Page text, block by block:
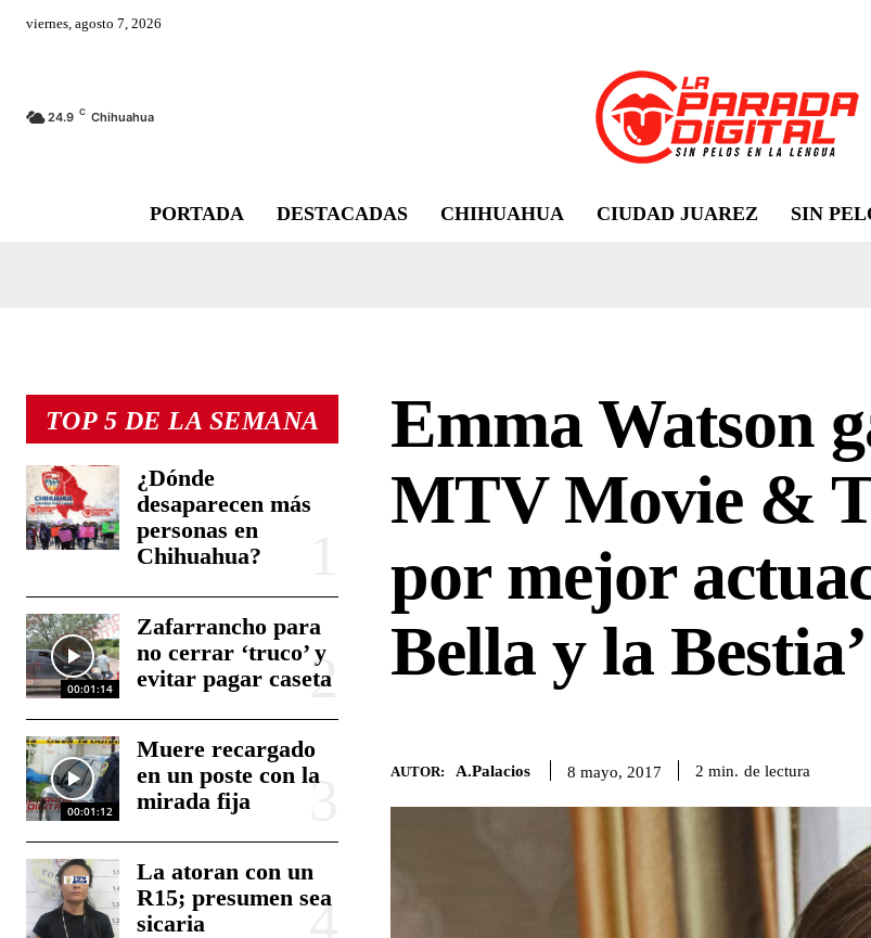
viernes, agosto 7, 2026
24.9 C Chihuahua
PORTADA DESTACADAS CHIHUAHUA CIUDAD JUAREZ SIN
TOP 5 DE LA SEMANA
¿Dónde
desaparecen más
personas en
Chihuahua?
00:01:14
Zafarrancho para
no cerrar ‘truco’ y
evitar pagar caseta
00:01:12
Muere recargado
en un poste con la
mirada fija
La atoran con un
R15; presumen sea
sicaria
Emma Watson
MTV Movie &
por mejor
Bella y la Bestia’
AUTOR: A.Palacios 8 mayo, 2017 2 min. de lectura